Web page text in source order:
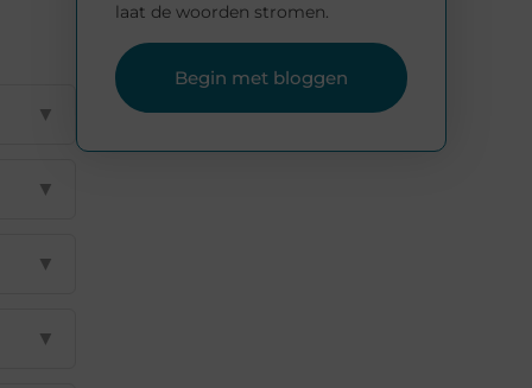
▼
▼
▼
▼
laat de woorden stromen.
Begin met bloggen